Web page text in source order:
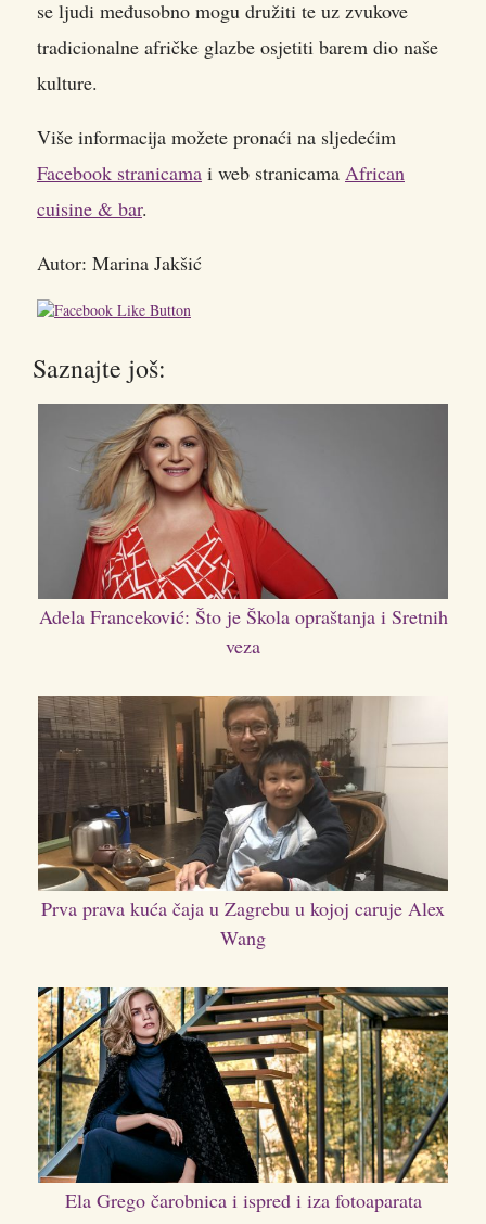
se ljudi međusobno mogu družiti te uz zvukove
tradicionalne afričke glazbe osjetiti barem dio naše
kulture.
Više informacija možete pronaći na sljedećim
Facebook stranicama i web stranicama African
cuisine & bar.
Autor: Marina Jakšić
Saznajte još:
Adela Franceković: Što je Škola opraštanja i Sretnih
veza
Prva prava kuća čaja u Zagrebu u kojoj caruje Alex
Wang
Ela Grego čarobnica i ispred i iza fotoaparata